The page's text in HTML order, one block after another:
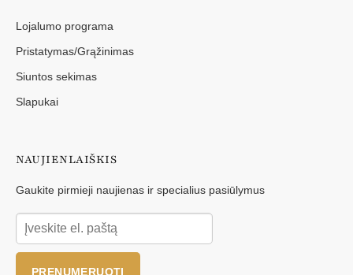
Lojalumo programa
Pristatymas/Grąžinimas
Siuntos sekimas
Slapukai
NAUJIENLAIŠKIS
Gaukite pirmieji naujienas ir specialius pasiūlymus
PRENUMERUOTI